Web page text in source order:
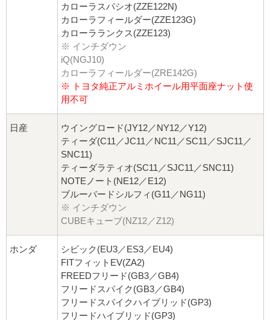
カローラスパシオ(ZZE122N)
カローラフィールダー(ZZE123G)
カローラランクス(ZZE123)
※ インチダウン
iQ(NGJ10)
カローラフィールダー(ZRE142G)
※ トヨタ純正アルミホイール用平面座ナット使
用不可
日産
ウイングロード(JY12／NY12／Y12)
ティーダ(C11／JC11／NC11／SC11／SJC11／
SNC11)
ティーダラティオ(SC11／SJC11／SNC11)
NOTEノート(NE12／E12)
ブルーバードシルフィ(G11／NG11)
※ インチダウン
CUBEキューブ(NZ12／Z12)
ホンダ
シビック(EU3／ES3／EU4)
FITフィットEV(ZA2)
FREEDフリード(GB3／GB4)
フリードスパイク(GB3／GB4)
フリードスパイクハイブリッド(GP3)
フリードハイブリッド(GP3)